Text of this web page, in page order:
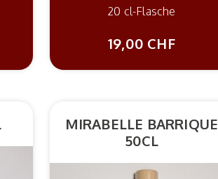
20 cl-Flasche
19,00 CHF
MIRABELLE BARRIQUE
50CL